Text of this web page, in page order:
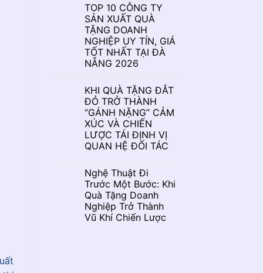
TOP 10 CÔNG TY
SẢN XUẤT QUÀ
TẶNG DOANH
NGHIỆP UY TÍN, GIÁ
TỐT NHẤT TẠI ĐÀ
NẴNG 2026
KHI QUÀ TẶNG ĐẮT
ĐỎ TRỞ THÀNH
“GÁNH NẶNG” CẢM
XÚC VÀ CHIẾN
LƯỢC TÁI ĐỊNH VỊ
QUAN HỆ ĐỐI TÁC
Nghệ Thuật Đi
Trước Một Bước: Khi
Quà Tặng Doanh
Nghiệp Trở Thành
Vũ Khí Chiến Lược